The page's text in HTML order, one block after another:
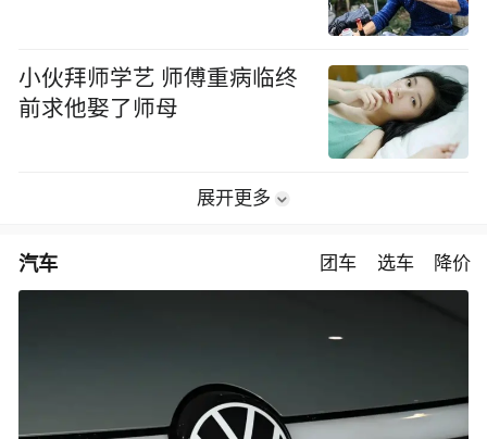
小伙拜师学艺 师傅重病临终
前求他娶了师母
展开更多
汽车 团车 选车 降价